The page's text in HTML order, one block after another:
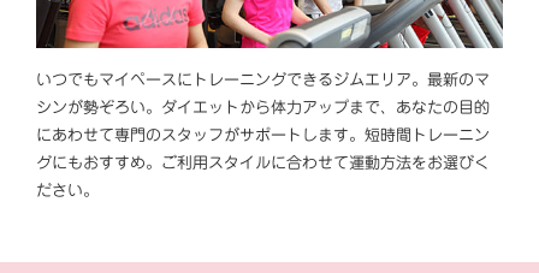
いつでもマイペースにトレーニングできるジムエリア。最新のマ
シンが勢ぞろい。ダイエットから体力アップまで、あなたの目的
にあわせて専門のスタッフがサポートします。短時間トレーニン
グにもおすすめ。ご利用スタイルに合わせて運動方法をお選びく
ださい。